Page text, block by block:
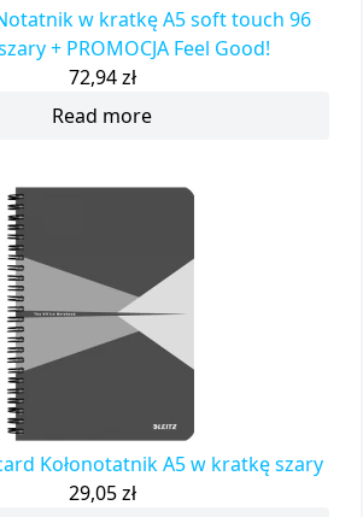
w kratkę A5 soft touch 96
+ PROMOCJA Feel Good!
72,94zł
Read more
Kołonotatnik A5 w kratkę szary
29,05zł